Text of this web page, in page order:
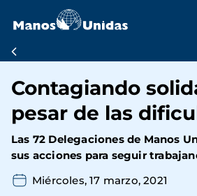
contenido
principal
Ruta
de
navegación
Contagiando
pesar de las
Las 72 Delegaciones de Manos
sus acciones para seguir
Miércoles, 17 marzo, 2021